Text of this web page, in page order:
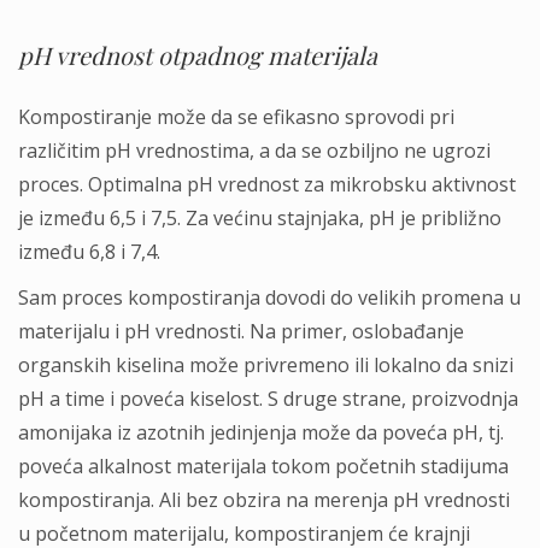
pH vrednost otpadnog materijala
Kompostiranje može da se efikasno sprovodi pri
različitim pH vrednostima, a da se ozbiljno ne ugrozi
proces. Optimalna pH vrednost za mikrobsku aktivnost
je između 6,5 i 7,5. Za većinu stajnjaka, pH je približno
između 6,8 i 7,4.
Sam proces kompostiranja dovodi do velikih promena u
materijalu i pH vrednosti. Na primer, oslobađanje
organskih kiselina može privremeno ili lokalno da snizi
pH a time i poveća kiselost. S druge strane, proizvodnja
amonijaka iz azotnih jedinjenja može da poveća pH, tj.
poveća alkalnost materijala tokom početnih stadijuma
kompostiranja. Ali bez obzira na merenja pH vrednosti
u početnom materijalu, kompostiranjem će krajnji